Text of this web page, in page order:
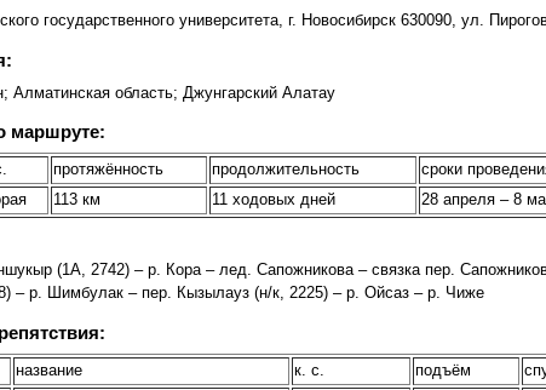
государственного университета, г. Новосибирск 630090, ул.
Алматинская область; Джунгарский Алатау
маршруте:
протяжённость продолжительность
сроки
113 км 11 ходовых дней 28 апреля – 8
(1А, 2742) – р. Кора – лед. Сапожникова – связка пер.
– р. Шимбулак – пер. Кызылауз (н/к, 2225) – р. Ойсаз – р. Чиже
название к. с. подъём